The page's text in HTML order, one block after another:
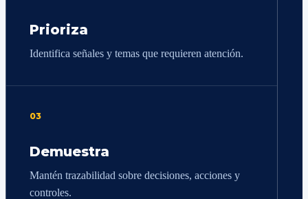
Prioriza
Identifica señales y temas que requieren atención.
03
Demuestra
Mantén trazabilidad sobre decisiones, acciones y
controles.